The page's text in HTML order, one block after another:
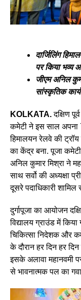
दार्जिलिंग
पर किया भव्य
जीएम अनिल
सांस्कृतिक
KOLKATA.दक्षिण
कमेटी ने इस साल अपना
हिमालयन रेलवे की
का केंद्र बना. पूजा
अनिल कुमार मिश्रा ने
साथ सर्वो की अध्यक्षा
दूसरे पदाधिकारी शामिल
दुर्गापूजा का आयोजन
विद्यालय ग्राउंड में
चिकित्सा निदेशक और
के दौरान हर दिन हर
इसके अलावा महानवमी
से भावनात्मक पल का